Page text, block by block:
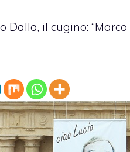
Dalla, il cugino: